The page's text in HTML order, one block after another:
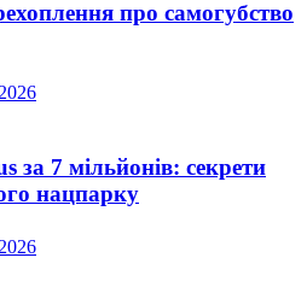
про самогубство
за 7 мільйонів: секрети
нацпарку